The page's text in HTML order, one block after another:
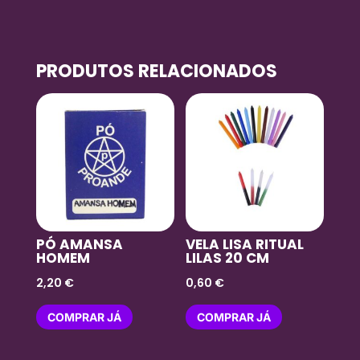
PRODUTOS RELACIONADOS
PÓ AMANSA
HOMEM
2,20 €
COMPRAR JÁ
VELA LISA RITUAL
LILAS 20 CM
0,60 €
COMPRAR JÁ